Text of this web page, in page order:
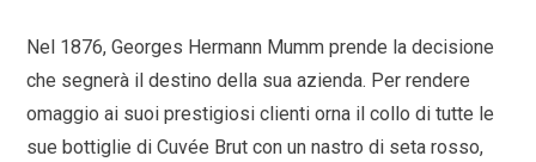
Nel 1876, Georges Hermann Mumm prende la decisione
che segnerà il destino della sua azienda. Per rendere
omaggio ai suoi prestigiosi clienti orna il collo di tutte le
sue bottiglie di Cuvée Brut con un nastro di seta rosso,